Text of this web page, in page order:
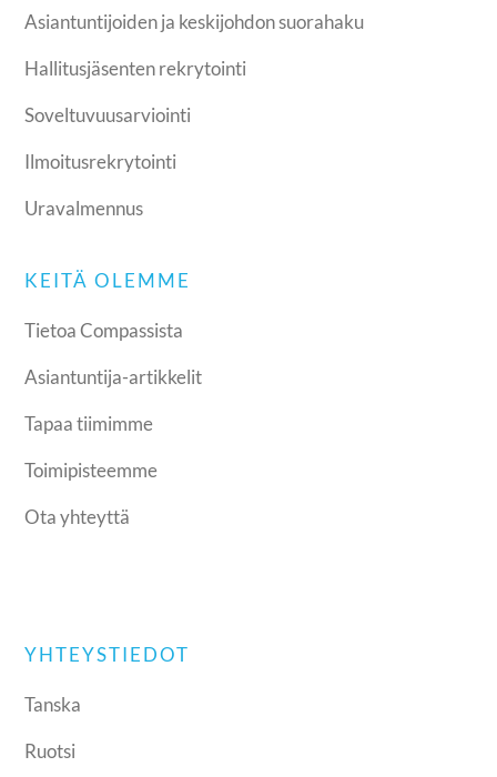
Asiantuntijoiden ja keskijohdon suorahaku
Hallitusjäsenten rekrytointi
Soveltuvuusarviointi
Ilmoitusrekrytointi
Uravalmennus
KEITÄ OLEMME
Tietoa Compassista
Asiantuntija-artikkelit
Tapaa tiimimme
Toimipisteemme
Ota yhteyttä
YHTEYSTIEDOT
Tanska
Ruotsi